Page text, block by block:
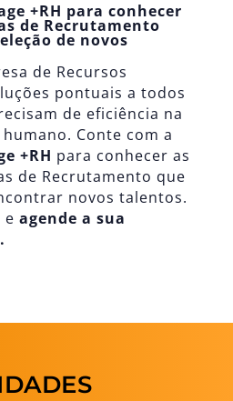
+RH para conhecer
de Recrutamento
de novos
de Recursos
pontuais a todos
de eficiência na
Conte com a
+RH para conhecer as
de Recrutamento que
novos talentos.
e agende a sua